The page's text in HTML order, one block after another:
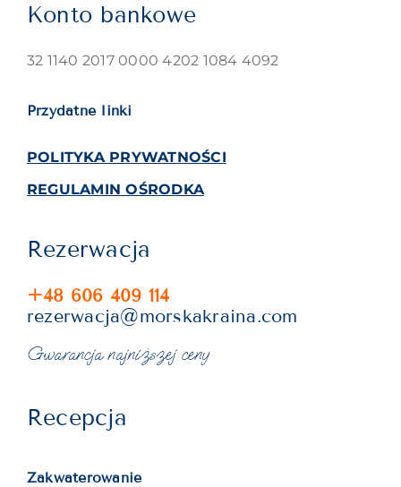
Konto bankowe
32 1140 2017 0000 4202 1084 4092
Przydatne linki
POLITYKA PRYWATNOŚCI
REGULAMIN OŚRODKA
Rezerwacja
+48 606 409 114
rezerwacja@morskakraina.com
Gwarancja najniższej ceny
Recepcja
Zakwaterowanie